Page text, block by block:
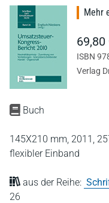
Buch
145X210 mm, 2011,
flexibler Einband
aus der Reihe:
26
Mehr
69,80
ISBN
Verlag